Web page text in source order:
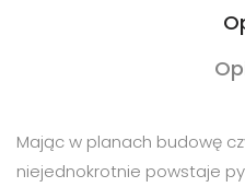
Mając w planach budowę
niejednokrotnie powstaje